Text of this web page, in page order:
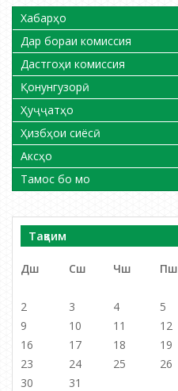
Хабарҳо
Дар бораи комиссия
Дастгоҳи комиссия
Қонунгузорӣ
Ҳуҷҷатҳо
Ҳизбҳои сиёсӣ
Аксҳо
Тамос бо мо
Тақвим
Дш Сш Чш Пш
2
3 4 5
9
10 11 12
16
17 18 19
23
24 25 26
30
31